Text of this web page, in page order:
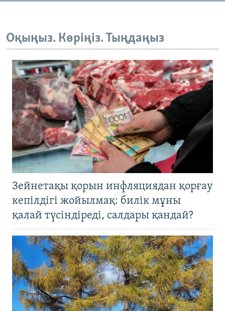
Оқыңыз. Көріңіз. Тыңдаңыз
Зейнетақы қорын инфляциядан қорғау
кепілдігі жойылмақ: билік мұны
қалай түсіндіреді, салдары қандай?